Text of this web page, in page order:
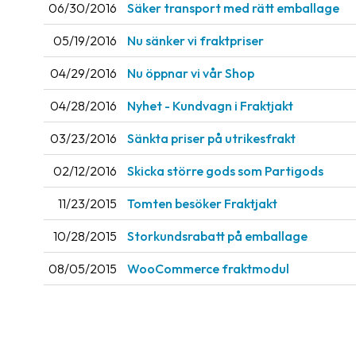
06/30/2016 Säker transport med rätt emballage
05/19/2016 Nu sänker vi fraktpriser
04/29/2016 Nu öppnar vi vår Shop
04/28/2016 Nyhet - Kundvagn i Fraktjakt
03/23/2016 Sänkta priser på utrikesfrakt
02/12/2016 Skicka större gods som Partigods
11/23/2015 Tomten besöker Fraktjakt
10/28/2015 Storkundsrabatt på emballage
08/05/2015 WooCommerce fraktmodul